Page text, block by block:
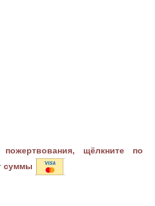
щёлкните по
суммы